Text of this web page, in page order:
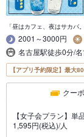
「昼はカフェ、夜はサカバ。
2001～3000円
名古屋駅徒歩0分/
【アプリ予約限定】最大
クー
【女子会プラン】
1,595円(税込)/人